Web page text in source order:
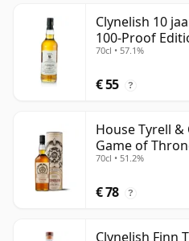
Clynelish 10
100-Proof
70cl • 57.1%
€ 55 ?
House Tyrell &
Game of
70cl • 51.2%
€ 78 ?
Clynelish Finn